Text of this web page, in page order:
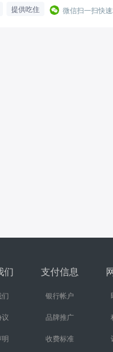
提供吃住 微信扫一扫快
们 支付信息
银行帐户
品牌推广
收费标准